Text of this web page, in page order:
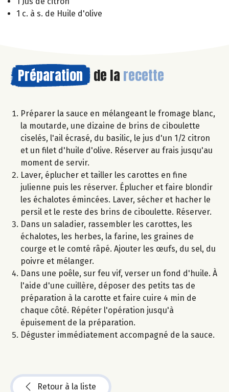
1 c. à s. de Huile d'olive
Préparation de la recette
Préparer la sauce en mélangeant le fromage blanc,
la moutarde, une dizaine de brins de ciboulette
ciselés, l'ail écrasé, du basilic, le jus d'un 1/2 citron
et un filet d'huile d'olive. Réserver au frais jusqu'au
moment de servir.
Laver, éplucher et tailler les carottes en fine
julienne puis les réserver. Éplucher et faire blondir
les échalotes émincées. Laver, sécher et hacher le
persil et le reste des brins de ciboulette. Réserver.
Dans un saladier, rassembler les carottes, les
échalotes, les herbes, la farine, les graines de
courge et le comté râpé. Ajouter les œufs, du sel, du
poivre et mélanger.
Dans une poêle, sur feu vif, verser un fond d'huile. À
l'aide d'une cuillère, déposer des petits tas de
préparation à la carotte et faire cuire 4 min de
chaque côté. Répéter l'opération jusqu'à
épuisement de la préparation.
Déguster immédiatement accompagné de la sauce.
Retour à la liste